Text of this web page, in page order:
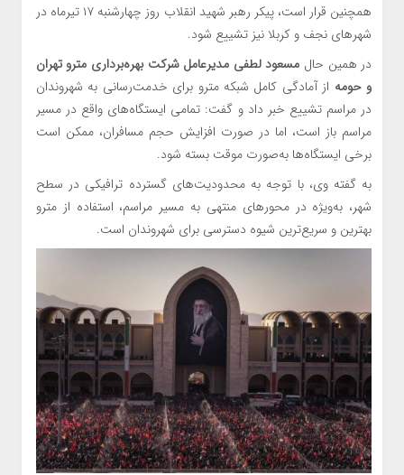
همچنین قرار است، پیکر رهبر شهید انقلاب روز چهارشنبه ۱۷ تیرماه در
شهرهای نجف و کربلا نیز تشییع شود.
در همین حال مسعود لطفی مدیرعامل شرکت بهره‌برداری مترو تهران
و حومه از آمادگی کامل شبکه مترو برای خدمت‌رسانی به شهروندان
در مراسم تشییع خبر داد و گفت: تمامی ایستگاه‌های واقع در مسیر
مراسم باز است، اما در صورت افزایش حجم مسافران، ممکن است
برخی ایستگاه‌ها به‌صورت موقت بسته شود.
به گفته وی، با توجه به محدودیت‌های گسترده ترافیکی در سطح
شهر، به‌ویژه در محورهای منتهی به مسیر مراسم، استفاده از مترو
بهترین و سریع‌ترین شیوه دسترسی برای شهروندان است.